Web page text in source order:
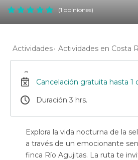
(1 opiniones)
Actividades Actividades en Costa
Cancelación gratuita hasta 1
Duración 3 hrs.
Explora la vida nocturna de la
a través de un emocionante
finca Río Agujitas. La ruta te